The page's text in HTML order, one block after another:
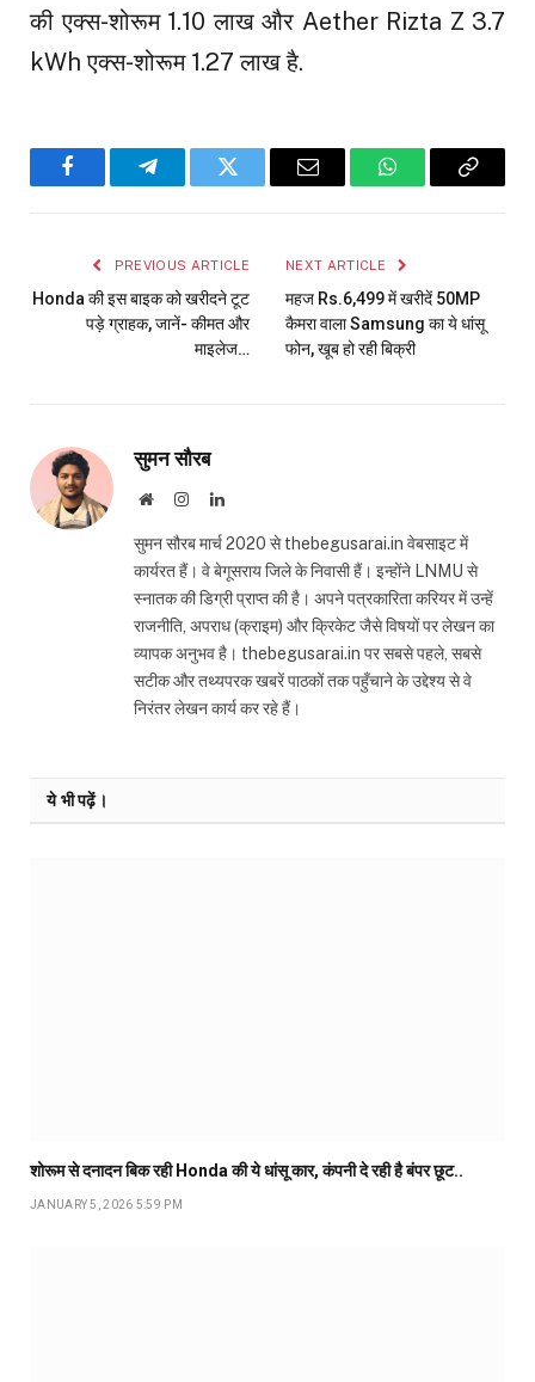
की एक्स-शोरूम 1.10 लाख और Aether Rizta Z 3.7
kWh एक्स-शोरूम 1.27 लाख है.
FacebookTelegramTwitter Email WhatsAppCopy
PREVIOUS ARTICLE
Honda की इस बाइक को खरीदने टूट
पड़े ग्राहक, जानें- कीमत और
माइलेज…
NEXT ARTICLE
महज Rs.6,499 में खरीदें 50MP
कैमरा वाला Samsung का ये धांसू
फोन, खूब हो रही बिक्री
सुमन सौरब
WebsiteInstagramLinkedIn
सुमन सौरब मार्च 2020 से thebegusarai.in वेबसाइट में
कार्यरत हैं। वे बेगूसराय जिले के निवासी हैं। इन्होंने LNMU से
स्नातक की डिग्री प्राप्त की है। अपने पत्रकारिता करियर में उन्हें
राजनीति, अपराध (क्राइम) और क्रिकेट जैसे विषयों पर लेखन का
व्यापक अनुभव है। thebegusarai.in पर सबसे पहले, सबसे
सटीक और तथ्यपरक खबरें पाठकों तक पहुँचाने के उद्देश्य से वे
निरंतर लेखन कार्य कर रहे हैं।
ये भी पढ़ें।
शोरूम से दनादन बिक रही Honda की ये धांसू कार, कंपनी दे रही है बंपर छूट..
JANUARY 5, 2026 5:59 PM